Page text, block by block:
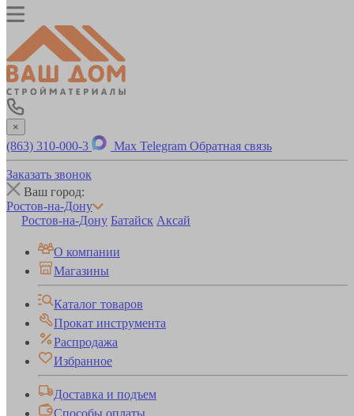
×
(863) 310-000-3 Max Telegram Обратная связь
Заказать звонок
Ваш город:
Ростов-на-Дону
Ростов-на-Дону Батайск Аксай
О компании
Магазины
Каталог товаров
Прокат инструмента
Распродажа
Избранное
Доставка и подъем
Способы оплаты